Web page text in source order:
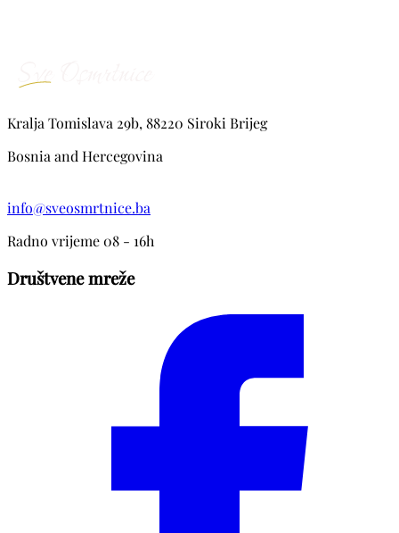
Kralja Tomislava 29b, 88220 Siroki Brijeg
Bosnia and Hercegovina
info@sveosmrtnice.ba
Radno vrijeme 08 - 16h
Društvene mreže